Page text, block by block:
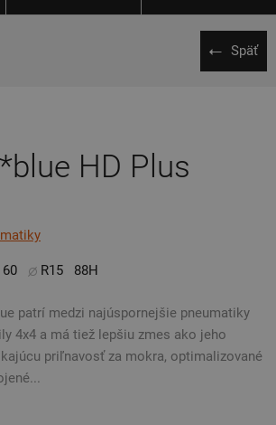
Späť
HD Plus
60 R15 88H
patrí medzi najúspornejšie pneumatiky
4x4 a má tiež lepšiu zmes ako jeho
priľnavosť za mokra, optimalizované